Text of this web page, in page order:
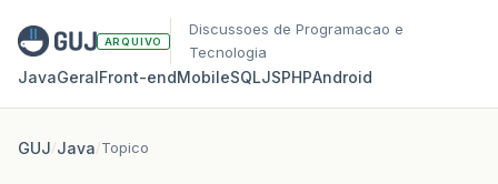
ARQUIVO
Discussoes de Programacao e
Tecnologia
JavaGeralFront‑endMobileSQLJSPHPAndroid
GUJ/Java/Topico